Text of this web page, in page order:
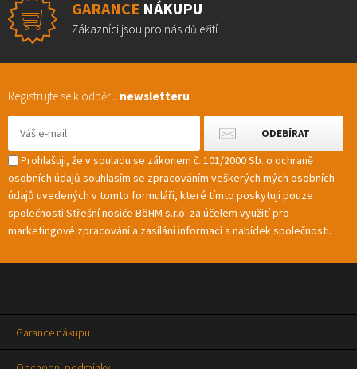
GARANCE NÁKUPU
Zákazníci jsou pro nás důležití
Registrujte se k odběru newsletteru
Prohlašuji, že v souladu se zákonem č. 101/2000 Sb. o ochraně
osobních údajů souhlasím se zpracováním veškerých mých osobních
údajů uvedených v tomto formuláři, které tímto poskytuji pouze
společnosti Střešní nosiče BöHM s.r.o. za účelem využití pro
marketingové zpracování a zasílání informací a nabídek společnosti.
Garance nákupu